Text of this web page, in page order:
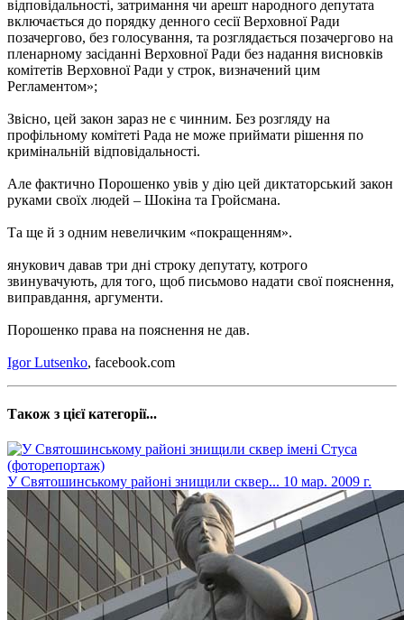
відповідальності, затримання чи арешт народного депутата
включається до порядку денного сесії Верховної Ради
позачергово, без голосування, та розглядається позачергово на
пленарному засіданні Верховної Ради без надання висновків
комітетів Верховної Ради у строк, визначений цим
Регламентом»;
Звісно, цей закон зараз не є чинним. Без розгляду на
профільному комітеті Рада не може приймати рішення по
кримінальній відповідальності.
Але фактично Порошенко увів у дію цей диктаторський закон
руками своїх людей – Шокіна та Гройсмана.
Та ще й з одним невеличким «покращенням».
янукович давав три дні строку депутату, котрого
звинувачують, для того, щоб письмово надати свої пояснення,
виправдання, аргументи.
Порошенко права на пояснення не дав.
Igor Lutsenko, facebook.com
Також з цієї категорії...
У Святошинському районі знищили сквер... 10 мар. 2009 г.